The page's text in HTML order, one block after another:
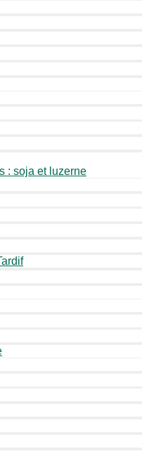
: soja et luzerne